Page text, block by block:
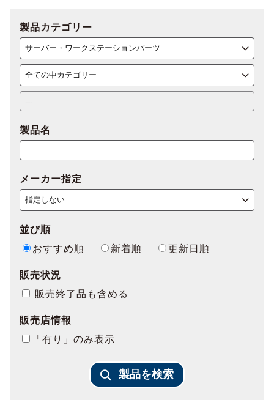
製品カテゴリー
製品名
メーカー指定
並び順
おすすめ順
新着順
更新日順
販売状況
販売終了品も含める
販売店情報
「有り」のみ表示
製品を検索